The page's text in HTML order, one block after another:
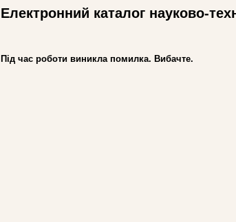
Електронний каталог науково-
Під час роботи виникла помилка. Вибачте.